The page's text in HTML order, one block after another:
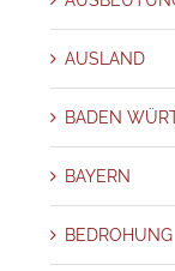
AUSLAND
BADEN
BAYERN
BEDROHUNG